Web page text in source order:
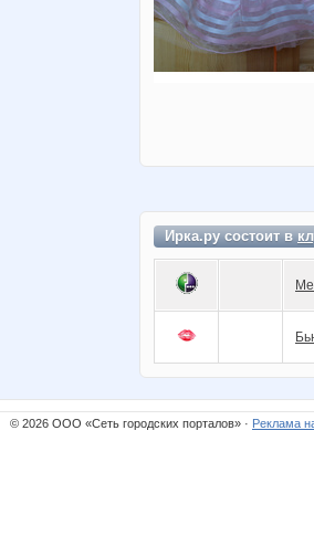
Ирка.ру состоит в
© 2026 ООО «Сеть городских порталов» · Реклама